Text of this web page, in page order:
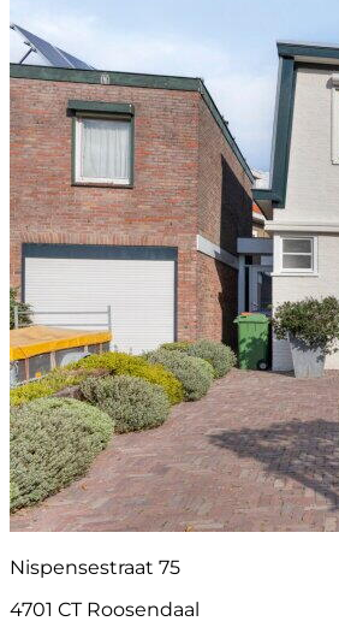
Nispensestraat 75
4701 CT Roosendaal